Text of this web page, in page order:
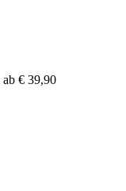
ab € 39,90